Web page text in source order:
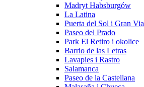
Madryt Habsburgów
La Latina
Puerta del Sol i Gran Via
Paseo del Prado
Park El Retiro i okolice
Barrio de las Letras
Lavapies i Rastro
Salamanca
Paseo de la Castellana